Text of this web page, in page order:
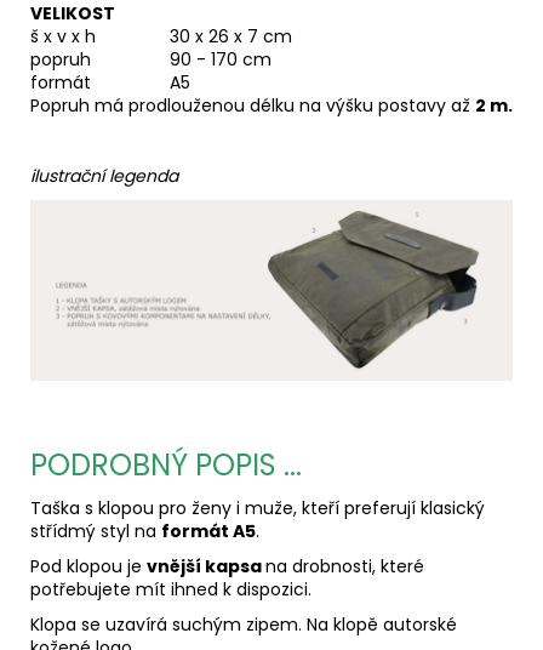
VELIKOST
š x v x h
30 x 26 x 7 cm
popruh
90 - 170 cm
formát
A5
Popruh má prodlouženou délku na výšku postavy až 2 m.
ilustrační legenda
PODROBNÝ POPIS ...
Taška s klopou pro ženy i muže, kteří preferují klasický
střídmý styl na formát A5.
Pod klopou je vnější kapsana drobnosti, které
potřebujete mít ihned k dispozici.
Klopa se uzavírá suchým zipem. Na klopě autorské